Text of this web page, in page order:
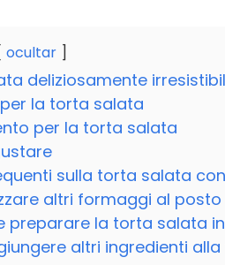
ocultar
deliziosamente
la torta salata
per la torta salata
sulla torta salata
altri formaggi al
preparare la torta salata
altri ingredienti